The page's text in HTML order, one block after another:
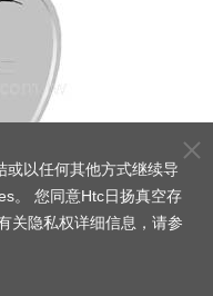
或以任何其他方式继续导
。 您同意Htc日扬真空存
关隐私权详细信息，请参